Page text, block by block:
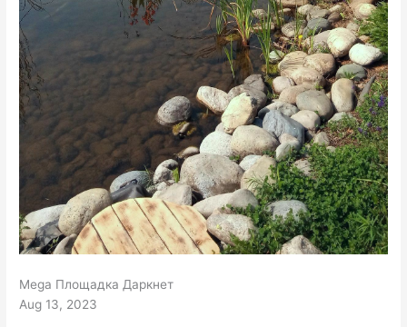
Mega Площадка Даркнет
Aug 13, 2023